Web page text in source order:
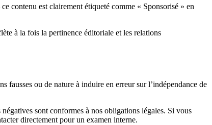
contenu est clairement étiqueté comme « Sponsorisé » en
à la fois la pertinence éditoriale et les relations
ou de nature à induire en erreur sur l’indépendance de
sont conformes à nos obligations légales. Si vous
directement pour un examen interne.